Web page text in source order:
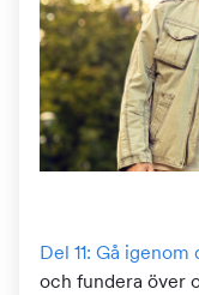
Del 11: Gå
och fundera över